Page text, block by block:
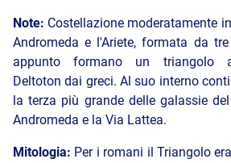
Note: Costellazione moderatamente
Andromeda e l'Ariete, formata da
appunto formano un triangolo
Deltoton dai greci. Al suo interno
la terza più grande delle galassie
Andromeda e la Via Lattea.
Mitologia: Per i romani il Triangolo